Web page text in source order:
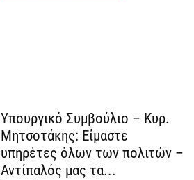
Υπουργικό Συμβούλιο – Κυρ.
Μητσοτάκης: Είμαστε
υπηρέτες όλων των πολιτών –
Αντίπαλός μας τα...